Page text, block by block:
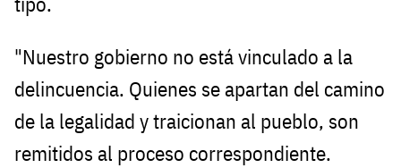
"Nuestro gobierno no está vinculado a la
delincuencia. Quienes se apartan del camino
de la legalidad y traicionan al pueblo, son
remitidos al proceso correspondiente.